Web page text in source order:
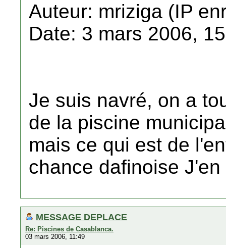
Auteur: mriziga (IP
Date: 3 mars 2006,
Je suis navré, on a
de la piscine
mais ce qui est de
chance dafinoise
MESSAGE DEPLACE
Re: Piscines de Casablanca.
03 mars 2006, 11:49